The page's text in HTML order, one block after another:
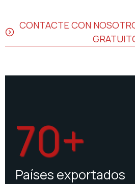
70+
Países exportados
CONTACTE CON